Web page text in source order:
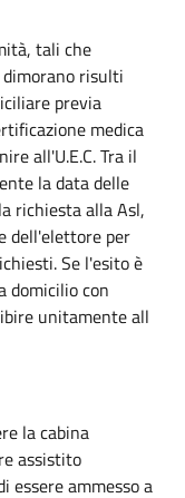
tali che
dimorano risulti
previa
medica
all'U.E.C. Tra il
la data delle
richiesta alla Asl,
dell'elettore per
Se l'esito è
domicilio con
unitamente all
la cabina
assistito
essere ammesso a